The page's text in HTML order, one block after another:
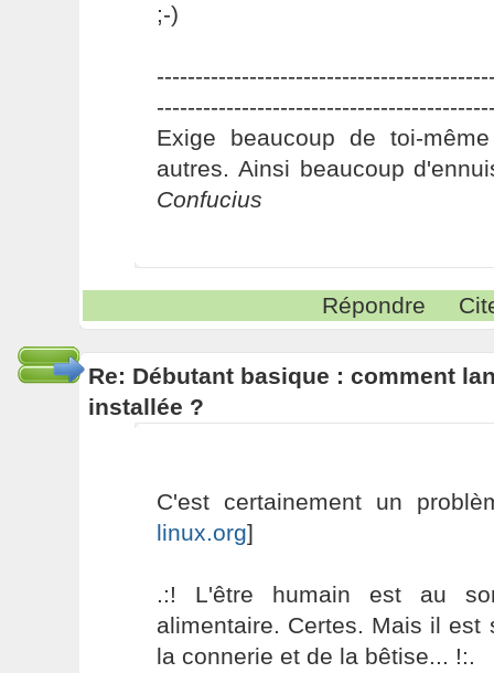
;-)
Exige beaucoup de toi-
autres. Ainsi beaucoup
Confucius
Répondre
Re: Débutant basique : comment
installée ?
C'est certainement un
linux.org]
.:! L'être humain est au
alimentaire. Certes. Mais il est
la connerie et de la bêtise... !:.